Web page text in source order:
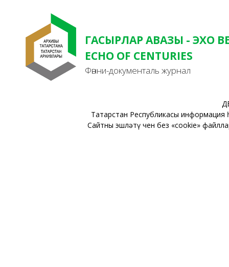
ГАСЫРЛАР АВАЗЫ - ЭХО
ECHO OF CENTURIES
Фәнни-документаль журнал
Татарстан Республикасы
Сайтны эшләтү өчен без «cookie»